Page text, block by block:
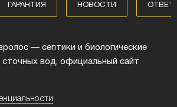
ГАРАНТИЯ НОВОСТИ
— септики и биологические
вод, официальный сайт